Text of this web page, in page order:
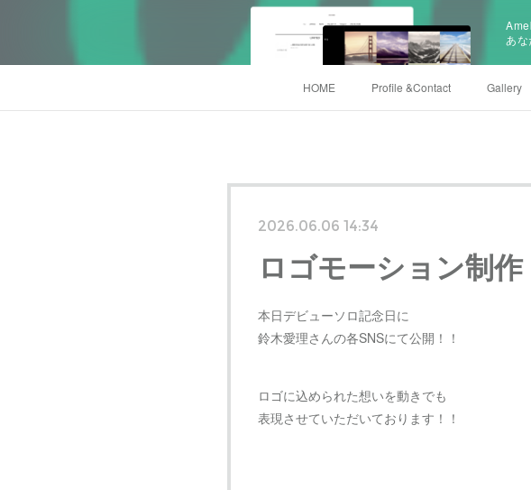
あ
HOME Profile &Contact Gallery
2026.06.06 14:34
ロゴモーション制
本日デビューソロ記念日に
鈴木愛理さんの各SNSにて公開！！
ロゴに込められた想いを動きでも
表現させていただいております！！